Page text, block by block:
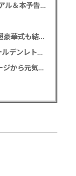
尾上松也「八つ墓村」 主題歌はB’z松本孝弘率いるTMGの「DOOM」に決定、メインビジュアル＆本予告編も解禁
元TBS 山本里菜アナ 「感覚がわからない」離婚コメントに疑問の声… シャンパンタワーの超豪華式も結婚生活は4年半で終止符
M!LK 曽野舜太 「仮面ライダーゼッツ」初共演の今井竜太郎を一言であらわすと「大きいゴールデンレトリバー
堂本光一＆井上芳雄 帝劇の名曲を歌うアリーナツアー開幕、熊本地震の募金箱も設置「ステージから元気を届けられる形になれば」